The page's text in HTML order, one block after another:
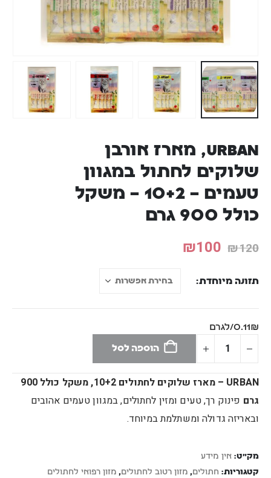
URBAN, מארז אורבן
שלוקים לחתול במגוון
טעמים – 10+2 – משקל
כולל 900 גרם
₪120
₪100
תזונה מיוחדת
0.11₪/לגרם
הוספה לסל
URBAN – מארז שלוקים לחתולים 10+2, משקל כולל 900
גרם פינוק רך, טעים ומזין לחתולים, במגוון טעמים אהובים
ובאריזה גדולה ומשתלמת במיוחד.
מק"ט: אין מידע
קטגוריות: חתולים, מזון רטוב לחתולים, מזון רפואי לחתולים